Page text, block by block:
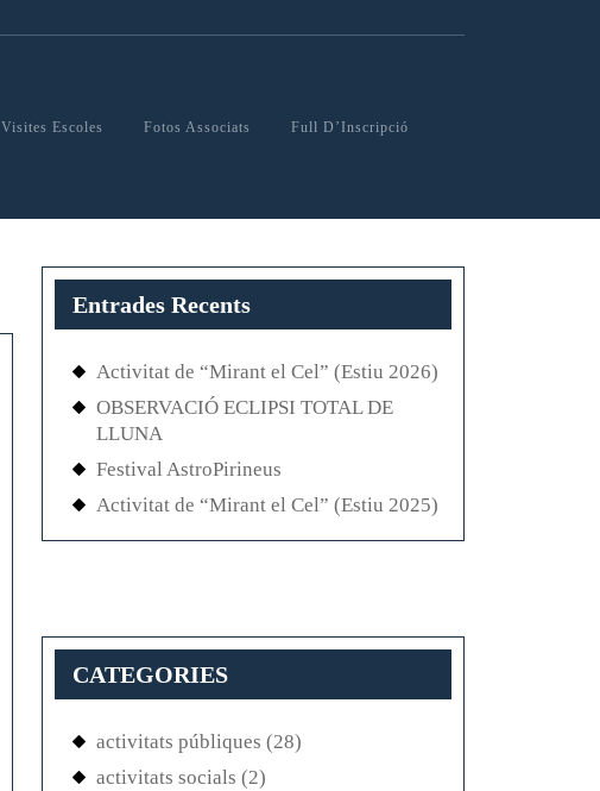
Visites Escoles Fotos Associats Full D’Inscripció
Entrades Recents
Activitat de “Mirant el Cel” (Estiu 2026)
OBSERVACIÓ ECLIPSI TOTAL DE
LLUNA
Festival AstroPirineus
Activitat de “Mirant el Cel” (Estiu 2025)
CATEGORIES
activitats públiques (28)
activitats socials (2)